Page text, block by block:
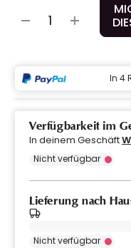
In 4
Verfügbarkeit im
In deinem Geschäft
Nicht verfügbar
Lieferung nach
Nicht verfügbar